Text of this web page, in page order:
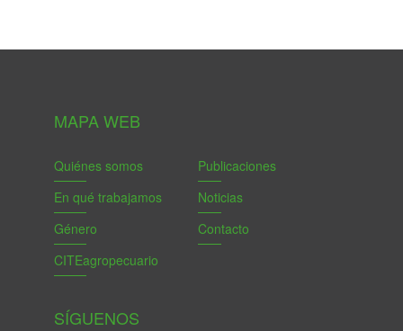
MAPA WEB
Quiénes somos
En qué trabajamos
Género
CITEagropecuario
Publicaciones
Noticias
Contacto
SÍGUENOS